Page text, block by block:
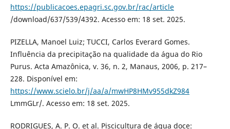
https://publicacoes.epagri.sc.gov.br/rac/article
/download/637/539/4392. Acesso em: 18 set. 2025.
PIZELLA, Manoel Luiz; TUCCI, Carlos Everard Gomes.
Influência da precipitação na qualidade da água do Rio
Purus. Acta Amazônica, v. 36, n. 2, Manaus, 2006, p. 217–
228. Disponível em:
https://www.scielo.br/j/aa/a/mwHP8HMv955dkZ984
LmmGLr/. Acesso em: 18 set. 2025.
RODRIGUES, A. P. O. et al. Piscicultura de água doce: